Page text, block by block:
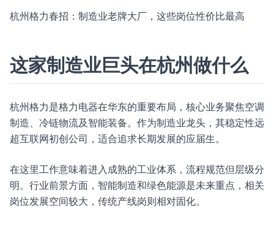
杭州格力春招：制造业老牌大厂，这些岗位性价比最高
这家制造业巨头在杭州做什么
杭州格力是格力电器在华东的重要布局，核心业务聚焦空调
制造、冷链物流及智能装备。作为制造业龙头，其稳定性远
超互联网初创公司，适合追求长期发展的应届生。
在这里工作意味着进入成熟的工业体系，流程规范但层级分
明。行业前景方面，智能制造和绿色能源是未来重点，相关
岗位发展空间较大，传统产线岗则相对固化。